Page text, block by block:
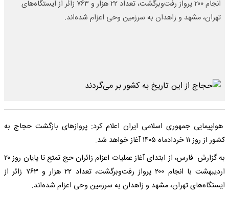
انجام ۲۰۰ پرواز رفت‌وبرگشت، تعداد ۲۲ هزار و ۷۶۳ زائر از ایستگاه‌های
تهران، مشهد و زاهدان به سرزمین وحی اعزام شده‌اند.
هواپیمایی جمهوری اسلامی ایران اعلام کرد: پروازهای بازگشت حجاج به
کشور از روز ۱۱ خردادماه ۱۴۰۵ آغاز خواهد شد.
به گزارش فارس، از ابتدای آغاز عملیات اعزام زائران حج تمتع تا پایان روز ۲۰
اردیبهشت با انجام ۲۰۰ پرواز رفت‌وبرگشت، تعداد ۲۲ هزار و ۷۶۳ زائر از
ایستگاه‌های تهران، مشهد و زاهدان به سرزمین وحی اعزام شده‌اند.